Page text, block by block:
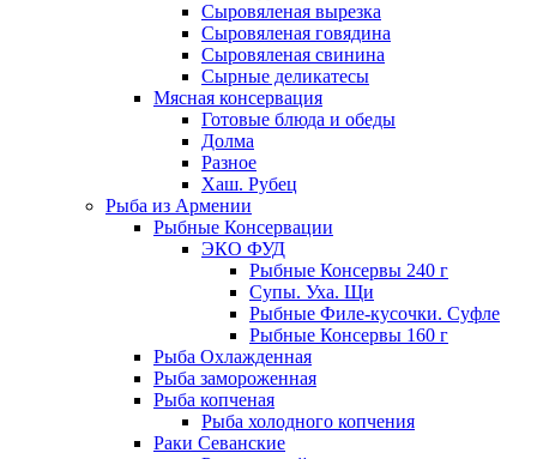
Сыровяленая вырезка
Сыровяленая говядина
Сыровяленая свинина
Сырные деликатесы
Мясная консервация
Готовые блюда и обеды
Долма
Разное
Хаш. Рубец
Рыба из Армении
Рыбные Консервации
ЭКО ФУД
Рыбные Консервы 240 г
Супы. Уха. Щи
Рыбные Филе-кусочки. Суфле
Рыбные Консервы 160 г
Рыба Охлажденная
Рыба замороженная
Рыба копченая
Рыба холодного копчения
Раки Севанские